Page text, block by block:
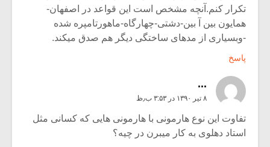
تکرار کنم.آنچه مشخص است این قواعد در اصفهان-
همایون بین آ بین-دشتی-چهارگاه-ماهورتامپره شده
-وبسیاری از مدهای ساختگی دیگر هم صدق میکند.
پاسخ
...
۸ تیر ۱۳۹۰ در ۳:۵۳ ب٫ظ
تفاوت این نوع هارمونی با هارمونی هایی که کسانی مثل
استاد دهلوی به کار میبرن در چیه؟